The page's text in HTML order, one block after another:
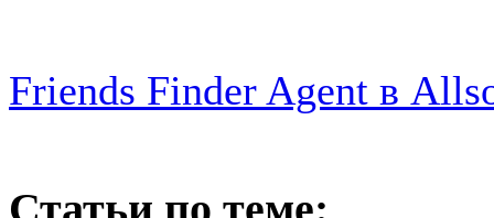
Friends Finder Agent в